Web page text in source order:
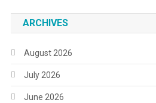
ARCHIVES
August 2026
July 2026
June 2026